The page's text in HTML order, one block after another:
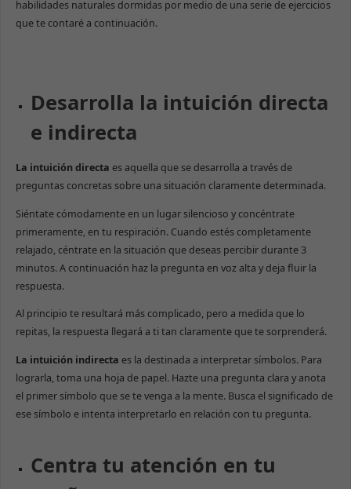
habilidades naturales dormidas por medio de una serie de ejercicios
que te contaré a continuación.
Desarrolla la intuición directa
e indirecta
La intuición directa es aquella que se desarrolla a través de
preguntas concretas sobre una situación claramente determinada.
Siéntate cómodamente en un lugar silencioso y concéntrate
primeramente, en tu respiración. Cuando estés completamente
relajado, céntrate en la situación que deseas percibir durante 3
minutos. A continuación haz la pregunta en voz alta y deja fluir la
respuesta.
Al principio te resultará más complicado, pero a medida que lo
repitas, la respuesta llegará a ti tan claramente que te sorprenderá.
La intuición indirecta es la destinada a interpretar símbolos. Para
lograrla, toma una hoja de papel. Hazte una pregunta clara y anota
el primer símbolo que se te venga a la mente. Busca el significado de
ese símbolo e intenta interpretarlo en relación con tu pregunta.
Centra tu atención en tu